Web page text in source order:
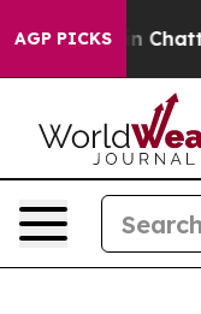
AGP PICKS
in